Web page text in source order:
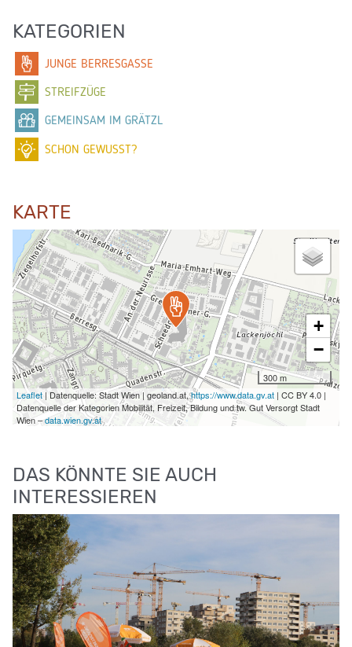
KATEGORIEN
JUNGE BERRESGASSE
STREIFZÜGE
GEMEINSAM IM GRÄTZL
SCHON GEWUSST?
KARTE
+
−
300 m
Leaflet | Datenquelle: Stadt Wien | geoland.at,https://www.data.gv.at | CC BY 4.0 |
Datenquelle der Kategorien Mobilität, Freizeit, Bildung und tw. Gut Versorgt Stadt
Wien –data.wien.gv.at
DAS KÖNNTE SIE AUCH
INTERESSIEREN